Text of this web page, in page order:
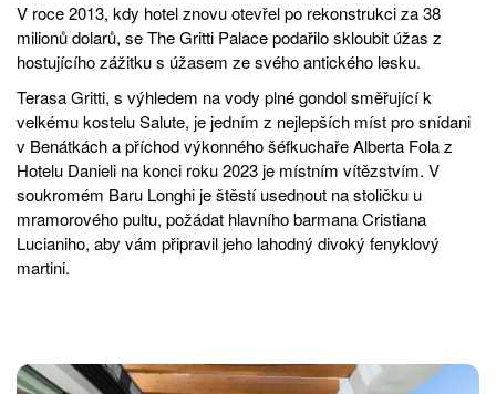
V roce 2013, kdy hotel znovu otevřel po rekonstrukci za 38
milionů dolarů, se The Gritti Palace podařilo skloubit úžas z
hostujícího zážitku s úžasem ze svého antického lesku.
Terasa Gritti, s výhledem na vody plné gondol směřující k
velkému kostelu Salute, je jedním z nejlepších míst pro snídani
v Benátkách a příchod výkonného šéfkuchaře Alberta Fola z
Hotelu Danieli na konci roku 2023 je místním vítězstvím. V
soukromém Baru Longhi je štěstí usednout na stoličku u
mramorového pultu, požádat hlavního barmana Cristiana
Lucianiho, aby vám připravil jeho lahodný divoký fenyklový
martini.